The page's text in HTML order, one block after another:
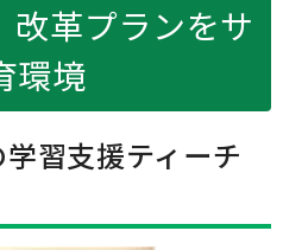
革プランをサ
環境
習支援ティーチ